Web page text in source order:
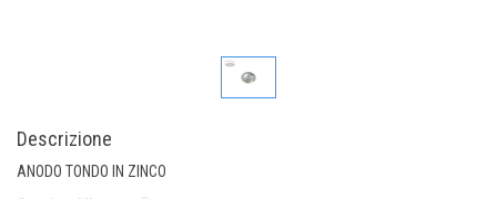
Descrizione
ANODO TONDO IN ZINCO